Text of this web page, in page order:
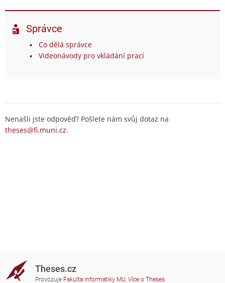
Správce
Co dělá správce
Videonávody pro vkládání prací
Nenašli jste odpověď? Pošlete nám svůj dotaz na
theses@fi.muni.cz.
Theses.cz
Provozuje Fakulta informatiky MU, Více o Theses